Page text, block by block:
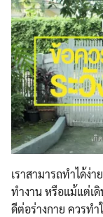
เราสามารถทำได้ง่
ทำงาน หรือแม้แต่เ
ดีต่อร่างกาย ควรท